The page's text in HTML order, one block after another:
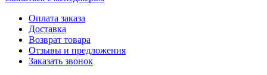
Оплата заказа
Доставка
Возврат товара
Отзывы и предложения
Заказать звонок